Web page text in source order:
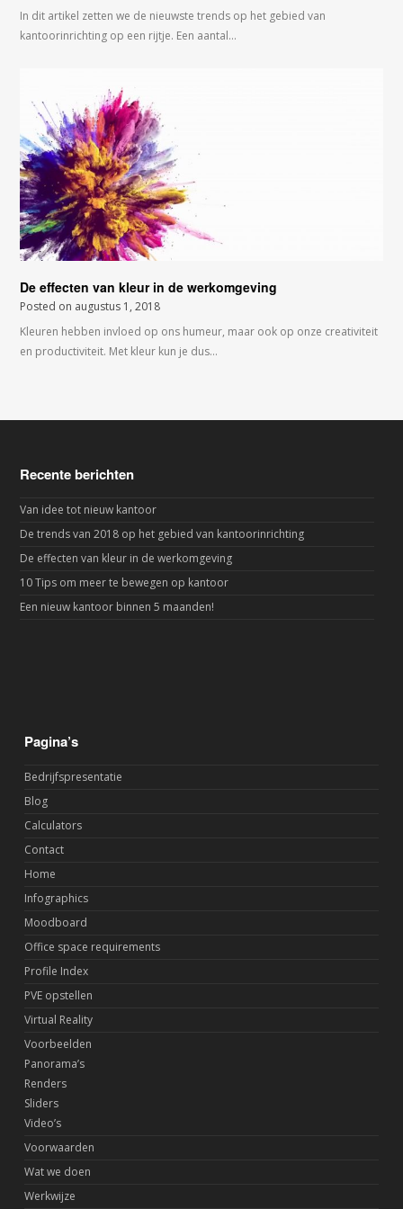
In dit artikel zetten we de nieuwste trends op het gebied van
kantoorinrichting op een rijtje. Een aantal…
De effecten van kleur in de werkomgeving
Posted on augustus 1, 2018
Kleuren hebben invloed op ons humeur, maar ook op onze creativiteit
en productiviteit. Met kleur kun je dus…
Recente berichten
Van idee tot nieuw kantoor
De trends van 2018 op het gebied van kantoorinrichting
De effecten van kleur in de werkomgeving
10 Tips om meer te bewegen op kantoor
Een nieuw kantoor binnen 5 maanden!
Pagina’s
Bedrijfspresentatie
Blog
Calculators
Contact
Home
Infographics
Moodboard
Office space requirements
Profile Index
PVE opstellen
Virtual Reality
Voorbeelden
Panorama’s
Renders
Sliders
Video’s
Voorwaarden
Wat we doen
Werkwijze